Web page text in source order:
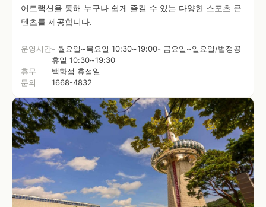
어트랙션을 통해 누구나 쉽게 즐길 수 있는 다양한 스포츠 콘
텐츠를 제공합니다.
운영시간- 월요일~목요일 10:30~19:00- 금요일~일요일/법정공
휴일 10:30~19:30
휴무
백화점 휴점일
문의
1668-4832